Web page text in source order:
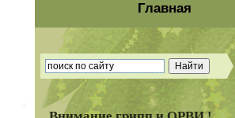
Главная